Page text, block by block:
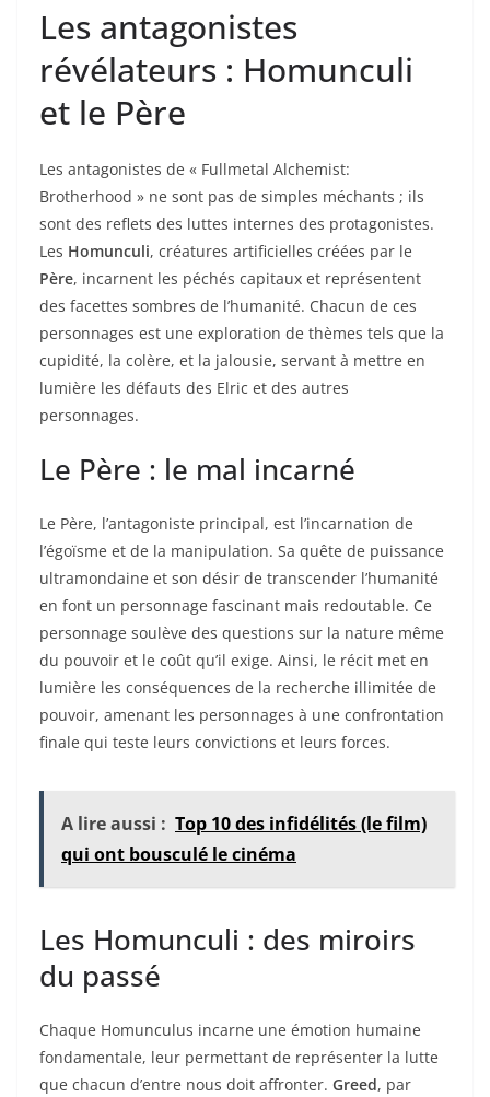
Les antagonistes
révélateurs : Homunculi
et le Père
Les antagonistes de « Fullmetal Alchemist:
Brotherhood » ne sont pas de simples méchants ; ils
sont des reflets des luttes internes des protagonistes.
Les Homunculi, créatures artificielles créées par le
Père, incarnent les péchés capitaux et représentent
des facettes sombres de l’humanité. Chacun de ces
personnages est une exploration de thèmes tels que la
cupidité, la colère, et la jalousie, servant à mettre en
lumière les défauts des Elric et des autres
personnages.
Le Père : le mal incarné
Le Père, l’antagoniste principal, est l’incarnation de
l’égoïsme et de la manipulation. Sa quête de puissance
ultramondaine et son désir de transcender l’humanité
en font un personnage fascinant mais redoutable. Ce
personnage soulève des questions sur la nature même
du pouvoir et le coût qu’il exige. Ainsi, le récit met en
lumière les conséquences de la recherche illimitée de
pouvoir, amenant les personnages à une confrontation
finale qui teste leurs convictions et leurs forces.
A lire aussi : Top 10 des infidélités (le film)
qui ont bousculé le cinéma
Les Homunculi : des miroirs
du passé
Chaque Homunculus incarne une émotion humaine
fondamentale, leur permettant de représenter la lutte
que chacun d’entre nous doit affronter. Greed, par